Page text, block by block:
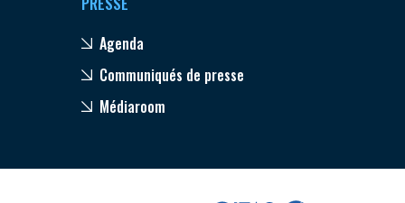
Agenda
Communiqués de presse
Médiaroom